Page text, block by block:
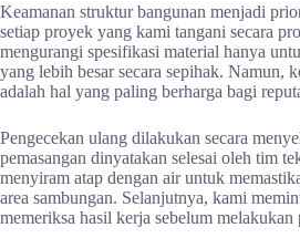
Keamanan struktur bangunan menjadi
setiap proyek yang kami tangani secara
mengurangi spesifikasi material hanya
yang lebih besar secara sepihak. Namun,
adalah hal yang paling berharga bagi
Pengecekan ulang dilakukan secara
pemasangan dinyatakan selesai oleh tim
menyiram atap dengan air untuk
area sambungan. Selanjutnya, kami
memeriksa hasil kerja sebelum melakukan